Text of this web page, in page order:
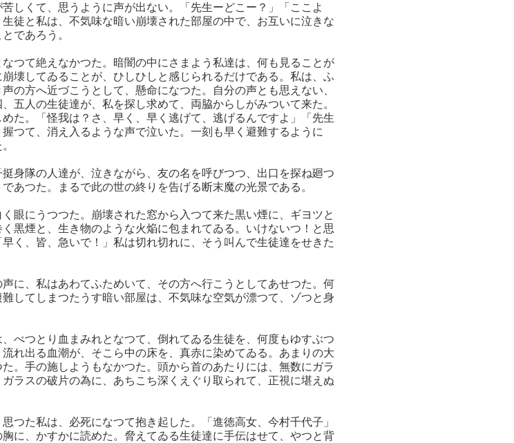
しくて、思うように声が出ない。「先生ーどこー？」「ここよ
徒と私は、不気味な暗い崩壊された部屋の中で、お互いに泣きな
であろう。
つて絶えなかつた。暗闇の中にさまよう私達は、何も見ることが
壊してゐることが、ひしひしと感じられるだけである。私は、ふ
の方へ近づこうとして、懸命になつた。自分の声とも思えない、
人の生徒達が、私を探し求めて、両脇からしがみついて来た。
た。「怪我は？さ、早く、早く逃げて、逃げるんですよ」「先生
つて、消え入るような声で泣いた。一刻も早く避難するように
身隊の人達が、泣きながら、友の名を呼びつつ、出口を探ね廻つ
あつた。まるで此の世の終りを告げる断末魔の光景である。
眼にうつつた。崩壊された窓から入つて来た黒い煙に、ギヨツと
黒煙と、生き物のような火焔に包まれてゐる。いけないつ！と思
く、皆、急いで！」私は切れ切れに、そう叫んで生徒達をせきた
に、私はあわてふためいて、その方へ行こうとしてあせつた。何
してしまつたうす暗い部屋は、不気味な空気が漂つて、ゾつと身
べつとり血まみれとなつて、倒れてゐる生徒を、何度もゆすぶつ
れ出る血潮が、そこら中の床を、真赤に染めてゐる。あまりの大
。手の施しようもなかつた。頭から首のあたりには、無数にガラ
ラスの破片の為に、あちこち深くえぐり取られて、正視に堪えぬ
つた私は、必死になつて抱き起した。「進徳高女、今村千代子」
に、かすかに読めた。脅えてゐる生徒達に手伝はせて、やつと背